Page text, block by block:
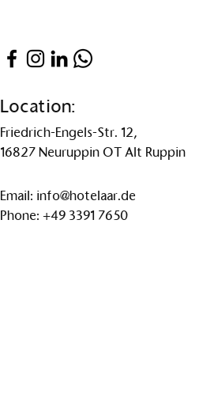
Location:
Friedrich-Engels-Str. 12,
16827 Neuruppin OT Alt Ruppin
Email: info@hotelaar.de
Phone: +49 3391 7650